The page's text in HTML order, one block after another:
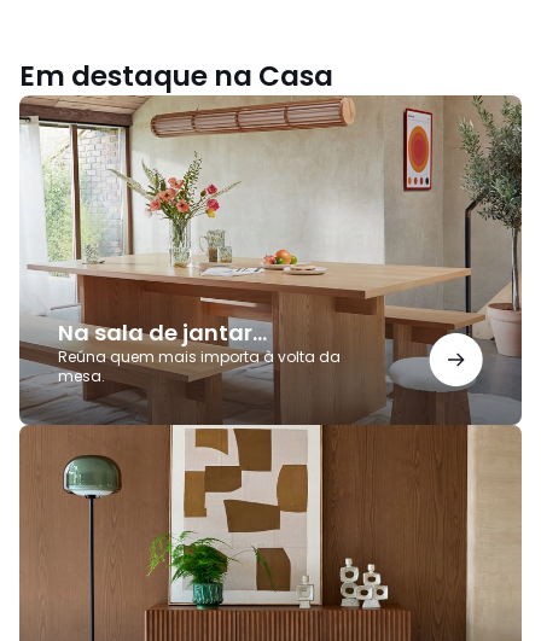
Em destaque na Casa
Na sala de jantar...
Reúna quem mais importa à volta da
mesa.
Na
sala
jantar...
Elegância
funcionalidade